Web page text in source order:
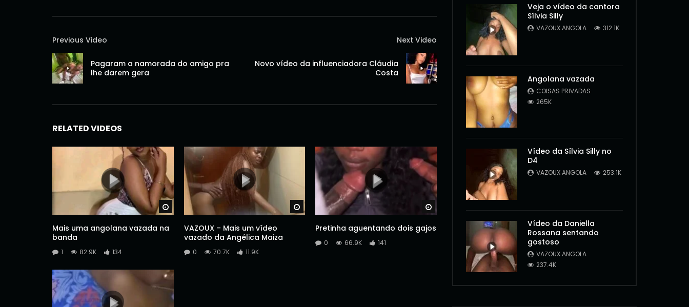
Previous Video
Pagaram a namorada do amigo pra
lhe darem gera
Next Video
Novo vídeo da influenciadora Cláudia
Costa
RELATED VIDEOS
Watch Later
Mais uma angolana vazada na
banda
1 82.9K 134
Watch Later
VAZOUX – Mais um vídeo
vazado da Angélica Maiza
0 70.7K 11.9K
Pretinha aguentando dois gajos
0 66.9K 141
Veja o vídeo da cantora
Sílvia Silly
VAZOUX ANGOLA 312.1K
Angolana vazada
COISAS PRIVADAS
265K
Vídeo da Sílvia Silly no
D4
VAZOUX ANGOLA 253.1K
Vídeo da Daniella
Rossana sentando
gostoso
VAZOUX ANGOLA
237.4K